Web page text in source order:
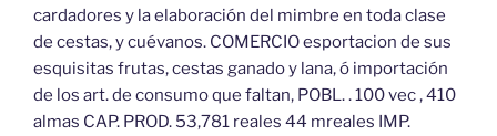
cardadores y la elaboración del mimbre en toda clase
de cestas, y cuévanos. COMERCIO esportacion de sus
esquisitas frutas, cestas ganado y lana, ó importación
de los art. de consumo que faltan, POBL. . 100 vec , 410
almas CAP. PROD. 53,781 reales 44 mreales IMP.